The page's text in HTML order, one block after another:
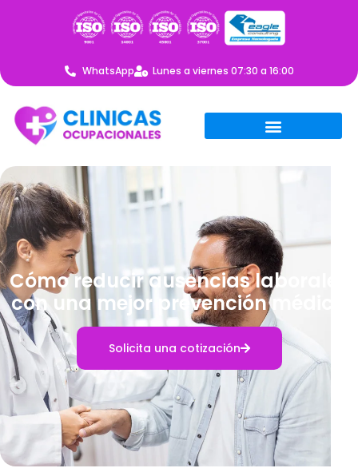
WhatsApp Lunes a viernes 07:30 a 16:00
Cómo reducir ausencias laborales
con una mejor prevención médica
Solicita una cotización